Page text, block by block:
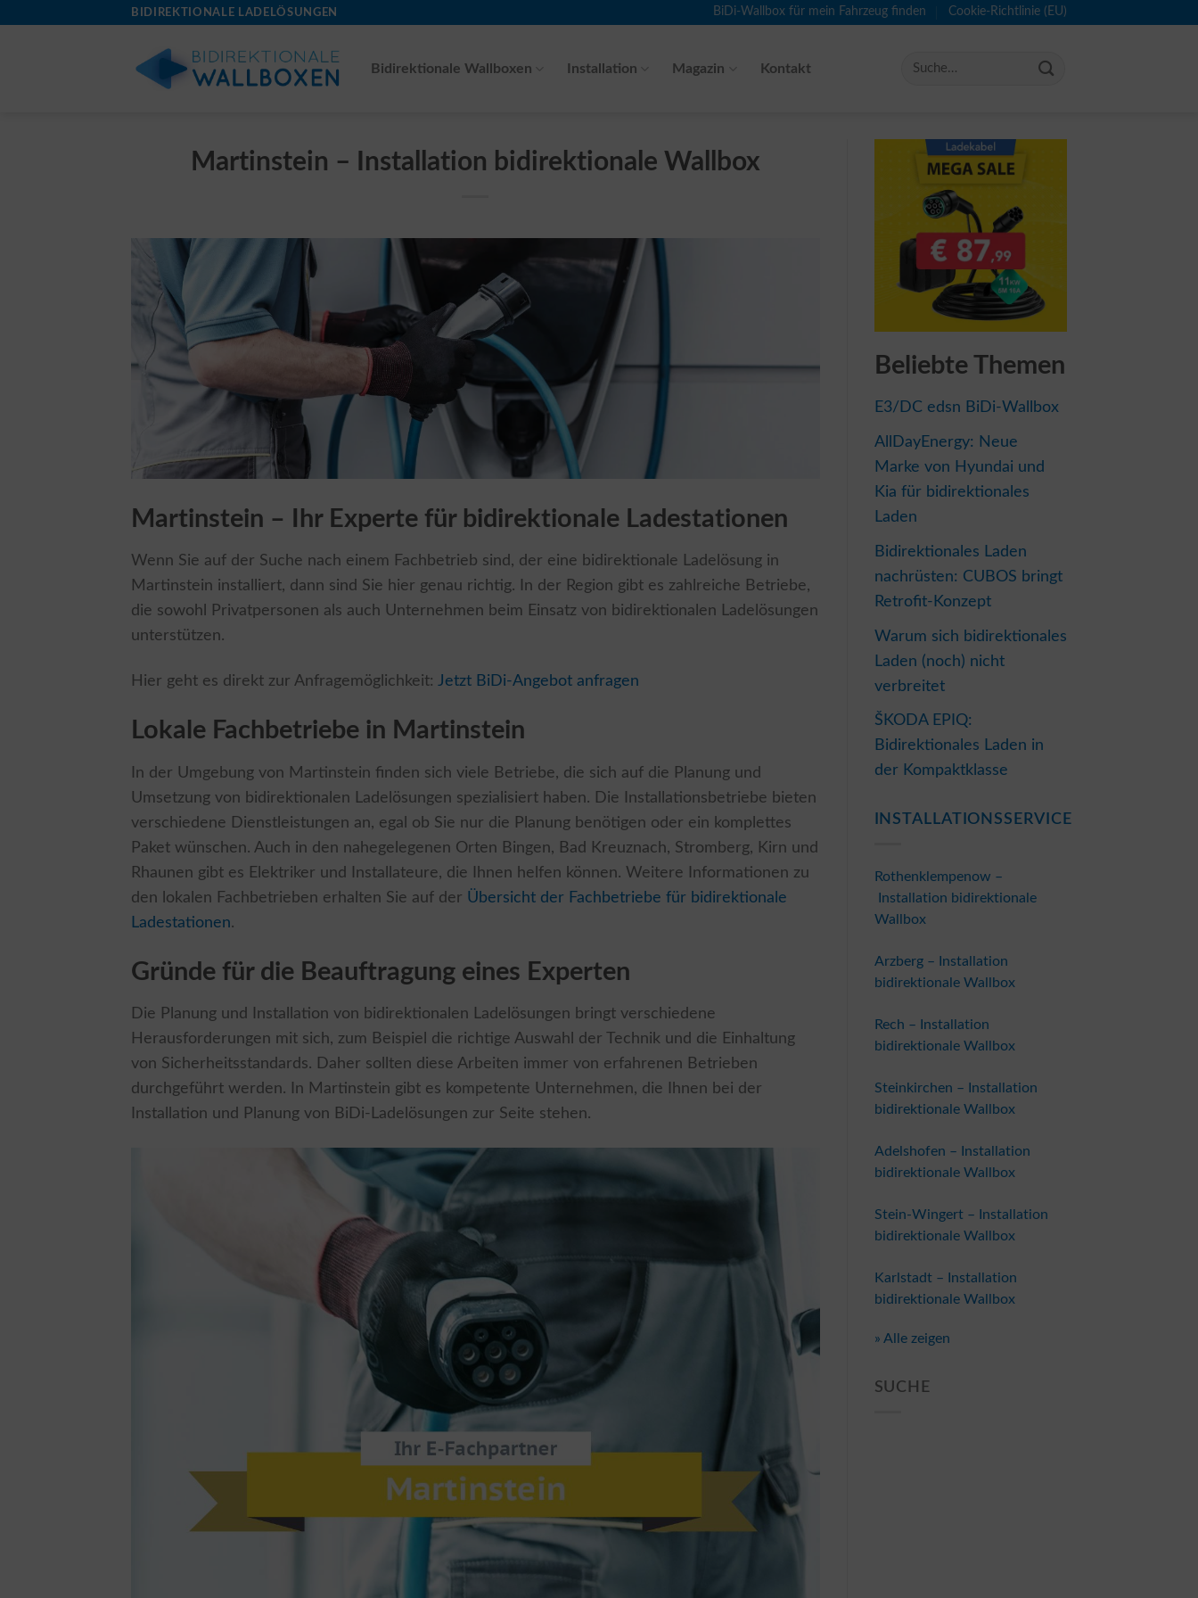
BIDIREKTIONALE LADELÖSUNGEN BiDi-Wallbox für mein Fahrzeug finden Cookie-Richtlinie (EU)
Bidirektionale Wallboxen Installation Magazin Kontakt
Martinstein – Installation bidirektionale Wallbox
Martinstein – Ihr Experte für bidirektionale Ladestationen
Wenn Sie auf der Suche nach einem Fachbetrieb sind, der eine bidirektionale Ladelösung in
Martinstein installiert, dann sind Sie hier genau richtig. In der Region gibt es zahlreiche Betriebe,
die sowohl Privatpersonen als auch Unternehmen beim Einsatz von bidirektionalen Ladelösungen
unterstützen.
Hier geht es direkt zur Anfragemöglichkeit: Jetzt BiDi-Angebot anfragen
Lokale Fachbetriebe in Martinstein
In der Umgebung von Martinstein finden sich viele Betriebe, die sich auf die Planung und
Umsetzung von bidirektionalen Ladelösungen spezialisiert haben. Die Installationsbetriebe bieten
verschiedene Dienstleistungen an, egal ob Sie nur die Planung benötigen oder ein komplettes
Paket wünschen. Auch in den nahegelegenen Orten Bingen, Bad Kreuznach, Stromberg, Kirn und
Rhaunen gibt es Elektriker und Installateure, die Ihnen helfen können. Weitere Informationen zu
den lokalen Fachbetrieben erhalten Sie auf der Übersicht der Fachbetriebe für bidirektionale
Ladestationen.
Gründe für die Beauftragung eines Experten
Die Planung und Installation von bidirektionalen Ladelösungen bringt verschiedene
Herausforderungen mit sich, zum Beispiel die richtige Auswahl der Technik und die Einhaltung
von Sicherheitsstandards. Daher sollten diese Arbeiten immer von erfahrenen Betrieben
durchgeführt werden. In Martinstein gibt es kompetente Unternehmen, die Ihnen bei der
Installation und Planung von BiDi-Ladelösungen zur Seite stehen.
Beliebte Themen
E3/DC edsn BiDi-Wallbox
AllDayEnergy: Neue
Marke von Hyundai und
Kia für bidirektionales
Laden
Bidirektionales Laden
nachrüsten: CUBOS bringt
Retrofit-Konzept
Warum sich bidirektionales
Laden (noch) nicht
verbreitet
ŠKODA EPIQ:
Bidirektionales Laden in
der Kompaktklasse
INSTALLATIONSSERVICE
Rothenklempenow –
Installation bidirektionale
Wallbox
Arzberg – Installation
bidirektionale Wallbox
Rech – Installation
bidirektionale Wallbox
Steinkirchen – Installation
bidirektionale Wallbox
Adelshofen – Installation
bidirektionale Wallbox
Stein-Wingert – Installation
bidirektionale Wallbox
Karlstadt – Installation
bidirektionale Wallbox
» Alle zeigen
SUCHE